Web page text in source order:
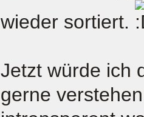
wieder sortiert.
Jetzt würde ich
gerne